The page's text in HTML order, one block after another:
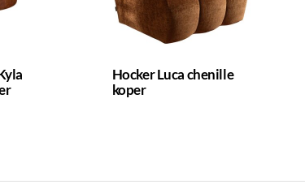
Hocker Luca chenille
koper